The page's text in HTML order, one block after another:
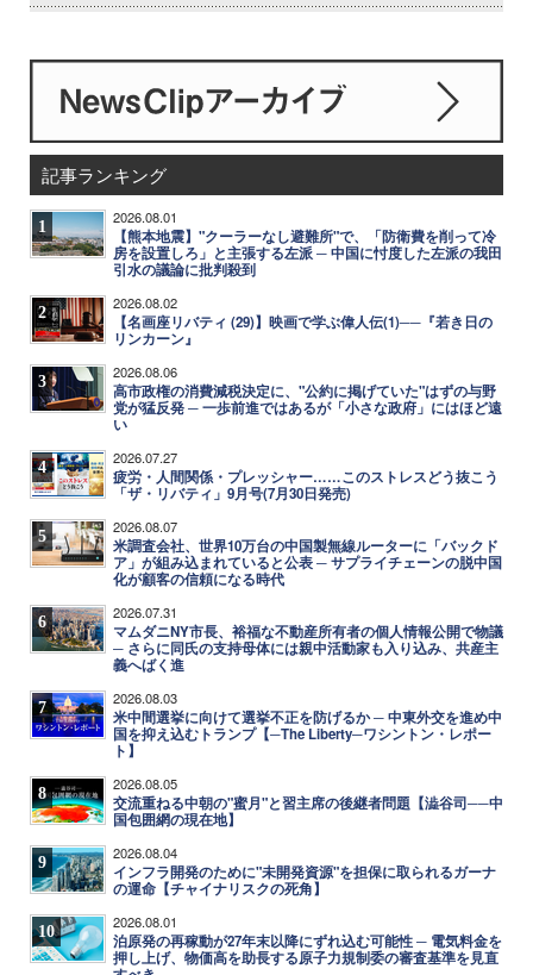
記事ランキング
1 2026.08.01
【熊本地震】"クーラーなし避難所"で、「防衛費を削って冷
房を設置しろ」と主張する左派 ─ 中国に忖度した左派の我田
引水の議論に批判殺到
2 2026.08.02
【名画座リバティ (29)】映画で学ぶ偉人伝(1)──『若き日の
リンカーン』
3 2026.08.06
高市政権の消費減税決定に、"公約に掲げていた"はずの与野
党が猛反発 ─ 一歩前進ではあるが「小さな政府」にはほど遠
い
4 2026.07.27
疲労・人間関係・プレッシャー……このストレスどう抜こう
「ザ・リバティ」9月号(7月30日発売)
5 2026.08.07
米調査会社、世界10万台の中国製無線ルーターに「バックド
ア」が組み込まれていると公表 ─ サプライチェーンの脱中国
化が顧客の信頼になる時代
6 2026.07.31
マムダニNY市長、裕福な不動産所有者の個人情報公開で物議
─ さらに同氏の支持母体には親中活動家も入り込み、共産主
義へばく進
7 2026.08.03
米中間選挙に向けて選挙不正を防げるか ─ 中東外交を進め中
国を抑え込むトランプ【─The Liberty─ワシントン・レポー
ト】
8 2026.08.05
交流重ねる中朝の"蜜月"と習主席の後継者問題【澁谷司──中
国包囲網の現在地】
9 2026.08.04
インフラ開発のために"未開発資源"を担保に取られるガーナ
の運命【チャイナリスクの死角】
10 2026.08.01
泊原発の再稼動が27年末以降にずれ込む可能性 ─ 電気料金を
押し上げ、物価高を助長する原子力規制委の審査基準を見直